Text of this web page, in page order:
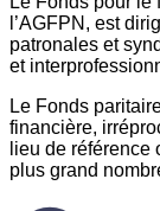
l’AGFPN, est
patronales et
et
Le Fonds
financière,
lieu de
plus grand